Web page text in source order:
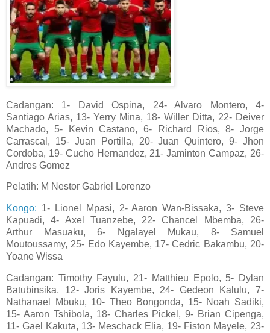
Cadangan: 1- David Ospina, 24- Alvaro Montero, 4-
Santiago Arias, 13- Yerry Mina, 18- Willer Ditta, 22- Deiver
Machado, 5- Kevin Castano, 6- Richard Rios, 8- Jorge
Carrascal, 15- Juan Portilla, 20- Juan Quintero, 9- Jhon
Cordoba, 19- Cucho Hernandez, 21- Jaminton Campaz, 26-
Andres Gomez
Pelatih: M Nestor Gabriel Lorenzo
Kongo: 1- Lionel Mpasi, 2- Aaron Wan-Bissaka, 3- Steve
Kapuadi, 4- Axel Tuanzebe, 22- Chancel Mbemba, 26-
Arthur Masuaku, 6- Ngalayel Mukau, 8- Samuel
Moutoussamy, 25- Edo Kayembe, 17- Cedric Bakambu, 20-
Yoane Wissa
Cadangan: Timothy Fayulu, 21- Matthieu Epolo, 5- Dylan
Batubinsika, 12- Joris Kayembe, 24- Gedeon Kalulu, 7-
Nathanael Mbuku, 10- Theo Bongonda, 15- Noah Sadiki,
15- Aaron Tshibola, 18- Charles Pickel, 9- Brian Cipenga,
11- Gael Kakuta, 13- Meschack Elia, 19- Fiston Mayele, 23-